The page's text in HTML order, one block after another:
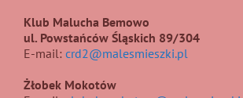
Klub Malucha Bemowo
ul. Powstańców Śląskich 89/304
E-mail: crd2@malesmieszki.pl
Żłobek Mokotów